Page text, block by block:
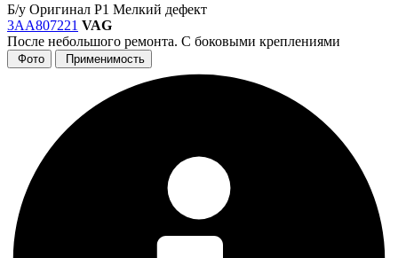
Б/у Оригинал Р1 Мелкий дефект
3AA807221 VAG
После небольшого ремонта. С боковыми креплениями
Фото Применимость